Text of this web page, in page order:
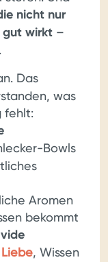
nicht nur
gut wirkt –
Das
was
fehlt:
Bowls
Aromen
bekommt
Liebe, Wissen